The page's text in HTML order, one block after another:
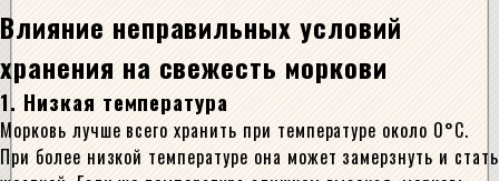
Влияние неправильных условий
хранения на свежесть моркови
1. Низкая температура
Морковь лучше всего хранить при температуре около 0°C.
При более низкой температуре она может замерзнуть и стать